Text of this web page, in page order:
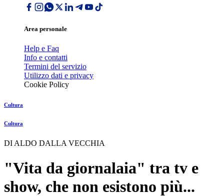
Area personale
Help e Faq
Info e contatti
Termini del servizio
Utilizzo dati e privacy
Cookie Policy
Cultura
Cultura
DI ALDO DALLA VECCHIA
"Vita da giornalaia" tra tv e
show, che non esistono più...